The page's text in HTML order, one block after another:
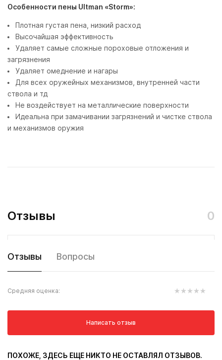
Особенности пены Ultman «Storm»:
Плотная густая пена, низкий расход
Высочайшая эффективность
Удаляет самые сложные пороховые отложения и
загрязнения
Удаляет омеднение и нагары
Для всех оружейных механизмов, внутренней части
ствола и тд
Не воздействует на металлические поверхности
Идеальна при замачивании загрязнений и чистке ствола
и механизмов оружия
Отзывы 0
Отзывы Вопросы
Средняя оценка:
Написать отзыв
ПОХОЖЕ, ЗДЕСЬ ЕЩЕ НИКТО НЕ ОСТАВЛЯЛ ОТЗЫВОВ.